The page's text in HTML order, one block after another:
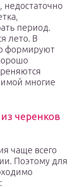
недостаточно
период.
лето. В
формируют
многие
черенков
чаще всего
Поэтому для